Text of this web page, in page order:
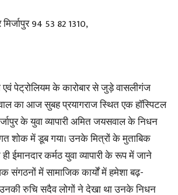
94 53 82 1310,
एवं पेट्रोलियम के कारोबार से जुड़े वासलीगंज
का आज सुबह प्रयागराज स्थित एक हॉस्पिटल
के युवा व्यापारी अमित जयसवाल के निधन
शोक में डूब गया। उनके मित्रों के मुताबिक
ईमानदार कर्मठ युवा व्यापारी के रूप में जाने
संगठनों में सामाजिक कार्यों में हमेशा बढ़-
रुचि सदैव लोगों ने देखा था उनके निधन